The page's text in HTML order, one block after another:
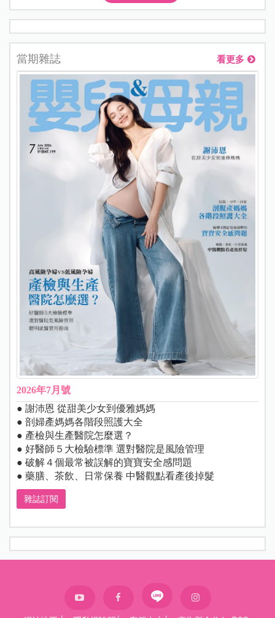
當期雜誌 看更多
2026年7月號
● 謝沛恩 從甜美少女到優雅媽媽
● 剖婦產媽媽各階段照護大全
● 產檢與生產醫院怎麼選？
● 好醫師５大檢驗標準 選對醫院是風險管理
● 破解４個最常被誤解的寶寶安全感問題
● 藥膳、茶飲、日常保養 中醫觀點看產後掉髮
雜誌訂閱